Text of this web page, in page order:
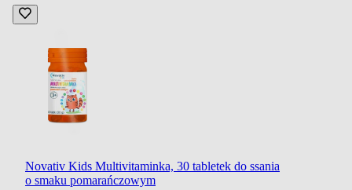
Novativ Kids Multivitaminka, 30 tabletek do ssania
o smaku pomarańczowym